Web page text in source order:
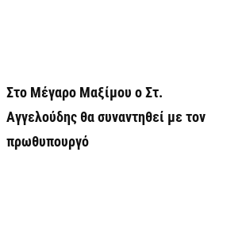
Στο Μέγαρο Μαξίμου ο Στ.
Αγγελούδης θα συναντηθεί με τον
πρωθυπουργό